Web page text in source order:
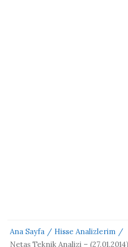
Ana Sayfa
Hisse Analizlerim
Netaş Teknik Analizi – (27.01.2014)